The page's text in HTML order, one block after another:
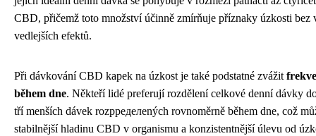
CBD, přičemž toto množství účinně zmírňuje příznaky úzkosti bez
vedlejších efektů.
Při dávkování CBD kapek na úzkost je také podstatné zvážit
během dne. Někteří lidé preferují rozdělení celkové denní dávky
tří menších dávek rozpределených rovnoměrně během dne, což
stabilnější hladinu CBD v organismu a konzistentnější úlevu od